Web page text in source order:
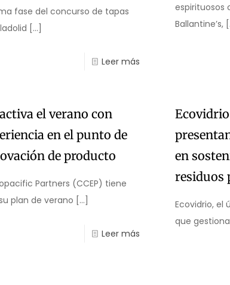
fase del concurso de tapas
[…]
Leer más
espirituosos
Ballantine’s,
el verano con
en el punto de
de producto
Partners (CCEP) tiene
plan de verano […]
Leer más
en
residuos
Ecovidrio, el
que